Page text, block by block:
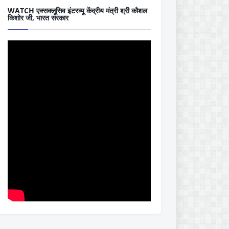
WATCH एक्सक्लूसिव इंटरव्यू केंद्रीय मंत्री श्री कौशल
किशोर जी, भारत सरकार